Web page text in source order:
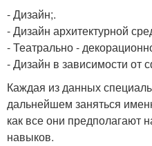
- Дизайн;.
- Дизайн архитектурной
- Театрально -
- Дизайн в зависимости от
Каждая из данных
дальнейшем заняться
как все они предполагают
навыков.